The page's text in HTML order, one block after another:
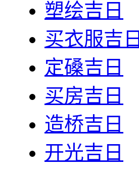
塑绘吉日
买衣服吉日
定磉吉日
买房吉日
造桥吉日
开光吉日